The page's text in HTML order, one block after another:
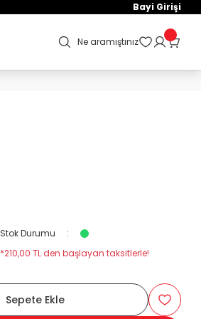
Bayi Girişi
Ne aramıştınız
Stok Durumu
*210,00 TL den başlayan taksitlerle!
Sepete Ekle